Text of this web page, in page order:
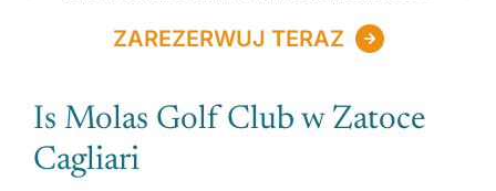
ZAREZERWUJ TERAZ
Is Molas Golf Club w Zatoce
Cagliari